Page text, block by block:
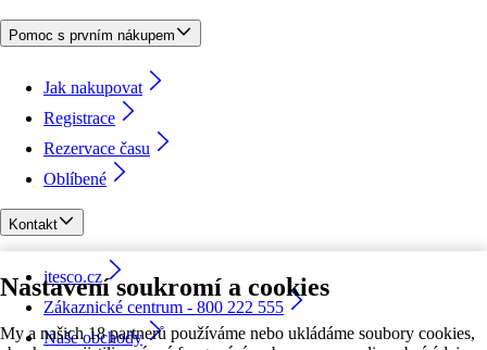
Nastavení soukromí a cookies
My a našich 18 partnerů používáme nebo ukládáme soubory cookies,
Pomoc s prvním nákupem
Jak nakupovat
Registrace
Rezervace času
Oblíbené
Kontakt
itesco.cz
Zákaznické centrum - 800 222 555
Naše obchody